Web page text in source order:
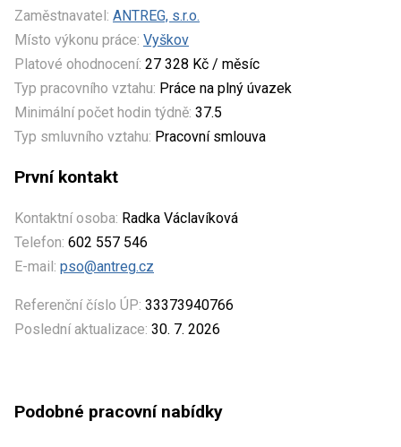
Zaměstnavatel: ANTREG, s.r.o.
Místo výkonu práce: Vyškov
Platové ohodnocení: 27 328 Kč / měsíc
Typ pracovního vztahu: Práce na plný úvazek
Minimální počet hodin týdně: 37.5
Typ smluvního vztahu: Pracovní smlouva
První kontakt
Kontaktní osoba: Radka Václavíková
Telefon: 602 557 546
E-mail: pso@antreg.cz
Referenční číslo ÚP: 33373940766
Poslední aktualizace: 30. 7. 2026
Podobné pracovní nabídky